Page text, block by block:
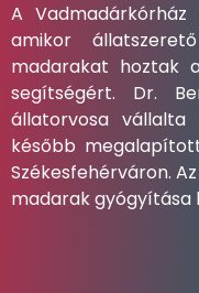
A
amikor
madarakat hoztak
segítségért. Dr.
állatorvosa
később
Székesfehérváron.
madarak gyógyítása